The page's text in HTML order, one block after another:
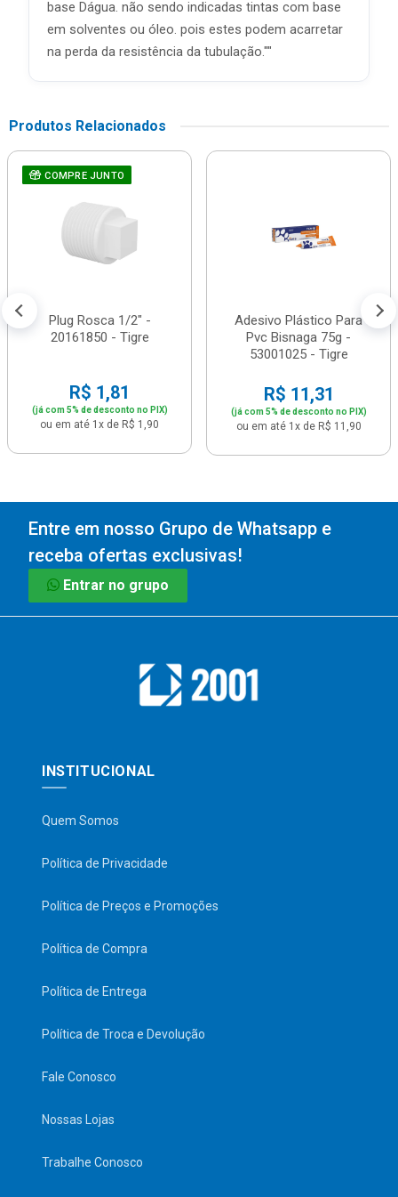
base Dágua. não sendo indicadas tintas com base
em solventes ou óleo. pois estes podem acarretar
na perda da resistência da tubulação.""
Produtos Relacionados
COMPRE JUNTO
Plug Rosca 1/2" -
20161850 - Tigre
R$ 1,81
(já com 5% de desconto no PIX)
ou em até 1x de R$ 1,90
Adesivo Plástico Para
Pvc Bisnaga 75g -
53001025 - Tigre
R$ 11,31
(já com 5% de desconto no PIX)
ou em até 1x de R$ 11,90
Entre em nosso Grupo de Whatsapp e
receba ofertas exclusivas!
Entrar no grupo
INSTITUCIONAL
Quem Somos
Política de Privacidade
Política de Preços e Promoções
Política de Compra
Política de Entrega
Política de Troca e Devolução
Fale Conosco
Nossas Lojas
Trabalhe Conosco